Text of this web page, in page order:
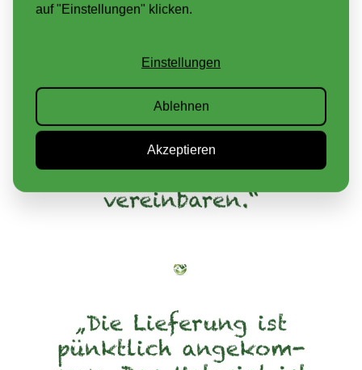
auf "Einstellungen" klicken.
Einstellungen
Ablehnen
Akzeptieren